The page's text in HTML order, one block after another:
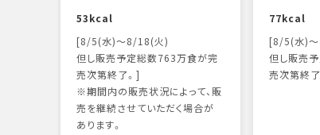
53kcal
[8/5(水)～8/18(火)
但し販売予定総数763万食が完
売次第終了。]
※期間内の販売状況によって、販
売を継続させていただく場合が
あります。
77kcal
[8/5(水)
但し販売
売次第終